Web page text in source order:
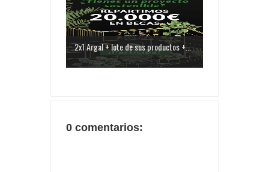
2x1 Argal + lote de sus productos +...
0 comentarios: